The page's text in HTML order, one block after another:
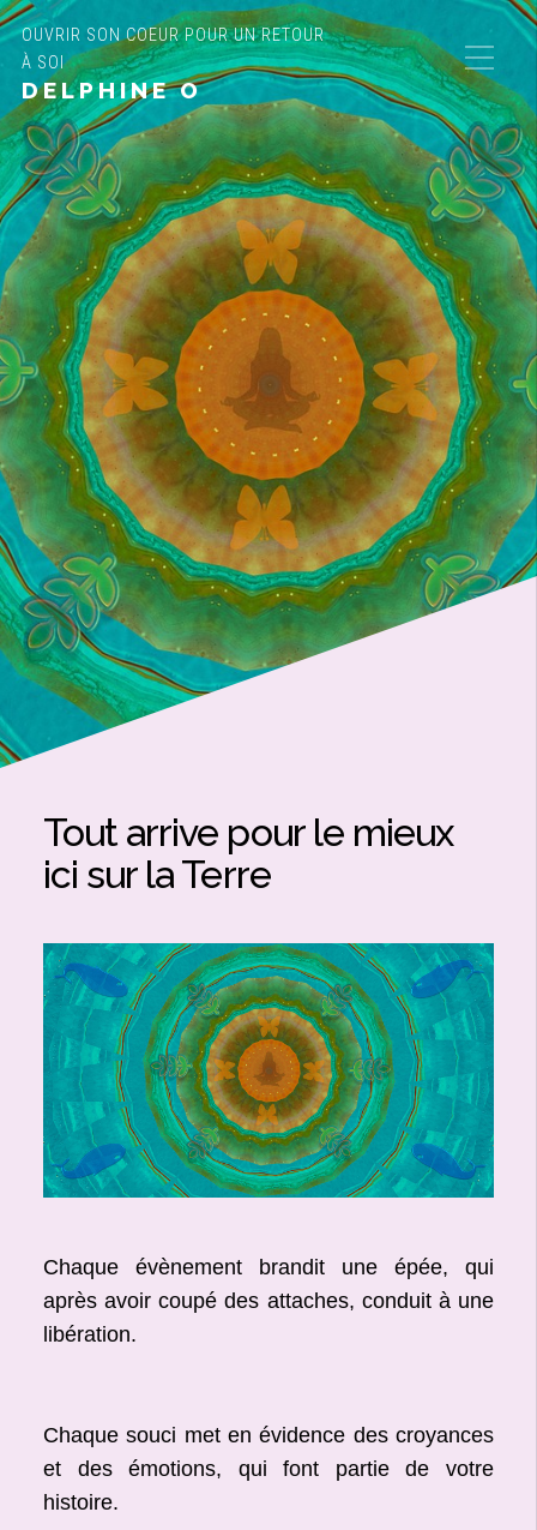
OUVRIR SON COEUR POUR UN RETOUR
À SOI
DELPHINE O
Tout arrive pour le mieux
ici sur la Terre
Chaque évènement brandit une épée, qui
après avoir coupé des attaches, conduit à une
libération.
Chaque souci met en évidence des croyances
et des émotions, qui font partie de votre
histoire.